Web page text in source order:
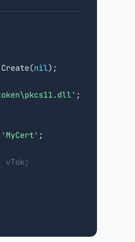
nil);
;
'MyCert' ;
vTok;